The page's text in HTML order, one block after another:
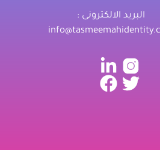
البريد الالكترونى :